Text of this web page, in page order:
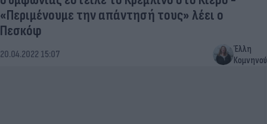
«Περιμένουμε την απάντησή τους» λέει ο
Πεσκόφ
20.04.2022 15:07
Έλλη
Κομνηνού